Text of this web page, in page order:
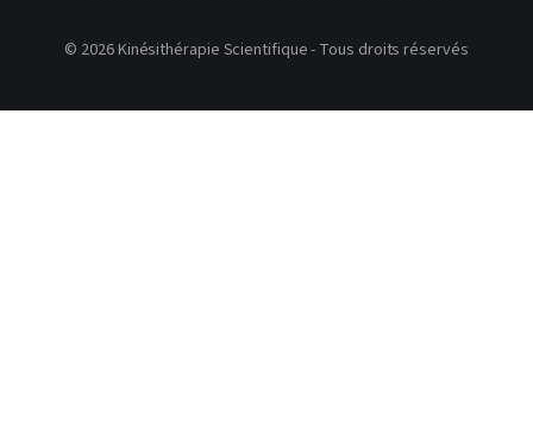
© 2026 Kinésithérapie Scientifique - Tous droits réservés